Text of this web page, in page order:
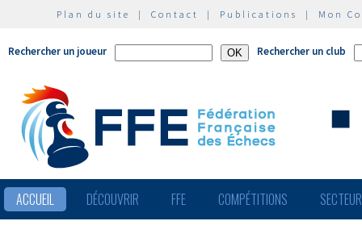
Plan du site | Contact | Publications | Mon
Rechercher un joueur Rechercher un club
ACCUEIL DÉCOUVRIR FFE COMPÉTITIONS